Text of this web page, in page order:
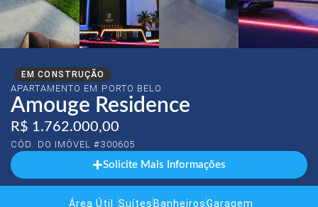
EM CONSTRUÇÃO
APARTAMENTO EM PORTO BELO
Amouge Residence
R$ 1.762.000,00
CÓD. DO IMÓVEL #300605
Solicite Mais Informações
Área Útil
Suítes BanheirosGaragem